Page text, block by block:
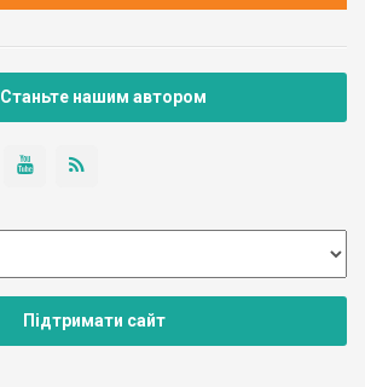
Станьте нашим автором
Підтримати сайт